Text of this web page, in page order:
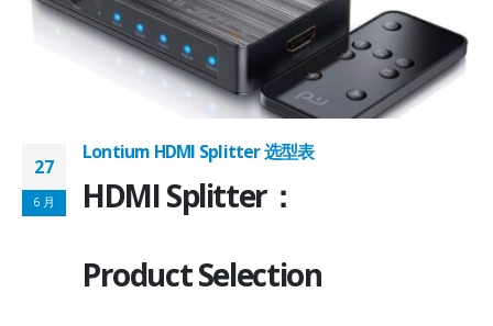
27
6 月
Lontium HDMI Splitter 选型表
HDMI Splitter：
Product Selection